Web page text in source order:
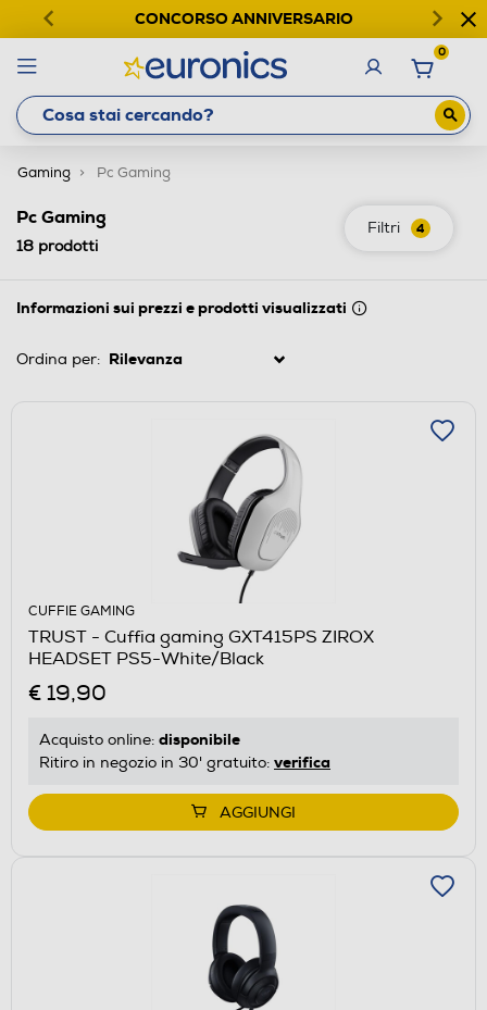
CONCORSO ANNIVERSARIO
0
Gaming Pc Gaming
Filtri 4
Pc Gaming
18 prodotti
Informazioni sui prezzi e prodotti visualizzati
Ordina per:
CUFFIE GAMING
TRUST - Cuffia gaming GXT415PS ZIROX
HEADSET PS5-White/Black
€ 19,90
Acquisto online: disponibile
Ritiro in negozio in 30' gratuito: verifica
AGGIUNGI